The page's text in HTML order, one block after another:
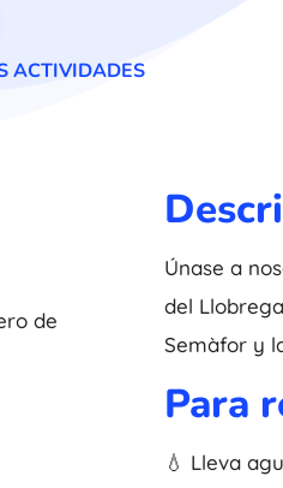
ACTIVIDADES
de
Únase a
del
Semàfor y
Para
💧 Lleva